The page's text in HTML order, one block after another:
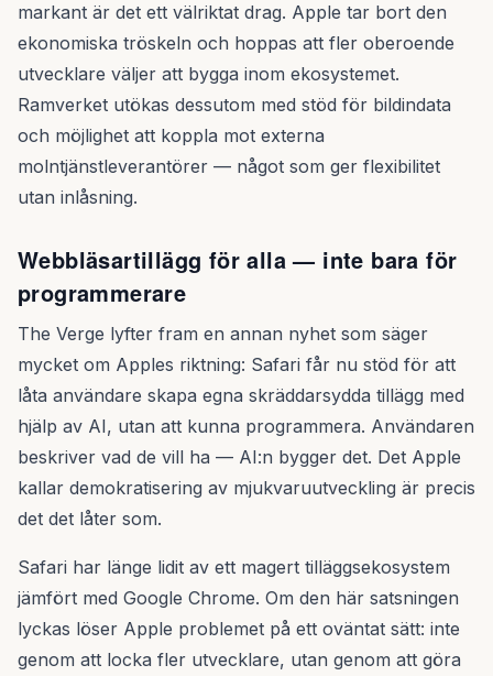
markant är det ett välriktat drag. Apple tar bort den
ekonomiska tröskeln och hoppas att fler oberoende
utvecklare väljer att bygga inom ekosystemet.
Ramverket utökas dessutom med stöd för bildindata
och möjlighet att koppla mot externa
molntjänstleverantörer — något som ger flexibilitet
utan inlåsning.
Webbläsartillägg för alla — inte bara för
programmerare
The Verge lyfter fram en annan nyhet som säger
mycket om Apples riktning: Safari får nu stöd för att
låta användare skapa egna skräddarsydda tillägg med
hjälp av AI, utan att kunna programmera. Användaren
beskriver vad de vill ha — AI:n bygger det. Det Apple
kallar demokratisering av mjukvaruutveckling är precis
det det låter som.
Safari har länge lidit av ett magert tilläggsekosystem
jämfört med Google Chrome. Om den här satsningen
lyckas löser Apple problemet på ett oväntat sätt: inte
genom att locka fler utvecklare, utan genom att göra